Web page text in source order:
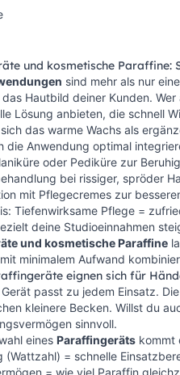
und kosmetische
sind mehr als nur
Hautbild deiner Kunden.
Lösung anbieten, die schnell
das warme Wachs als
die Anwendung optimal
oder Pediküre zur
bei rissiger, spröder
mit Pflegecremes zur
Tiefenwirksame Pflege =
deine Studioeinnahmen
und kosmetische Paraffine
minimalem Aufwand
eignen sich für
passt zu jedem Einsatz.
kleinere Becken. Willst du
sinnvoll.
eines Paraffingeräts kommt
(Wattzahl) = schnelle
= wie viel Paraffin